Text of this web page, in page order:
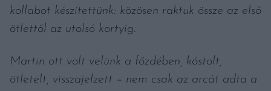
kollabot készítettünk: közösen raktuk össze az első
ötlettől az utolsó kortyig.
Martin ott volt velünk a főzdében, kóstolt,
ötletelt, visszajelzett – nem csak az arcát adta a